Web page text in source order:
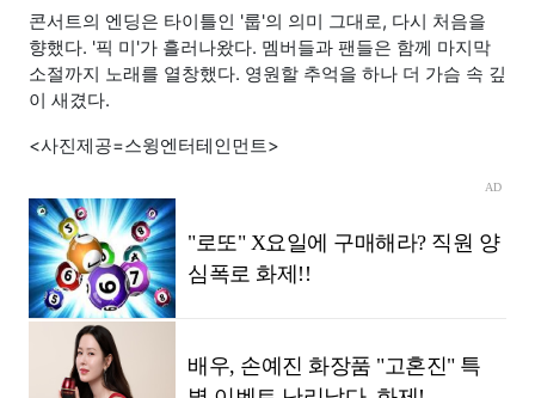
콘서트의 엔딩은 타이틀인 '룹'의 의미 그대로, 다시 처음을
향했다. '픽 미'가 흘러나왔다. 멤버들과 팬들은 함께 마지막
소절까지 노래를 열창했다. 영원할 추억을 하나 더 가슴 속 깊
이 새겼다.
<사진제공=스윙엔터테인먼트>